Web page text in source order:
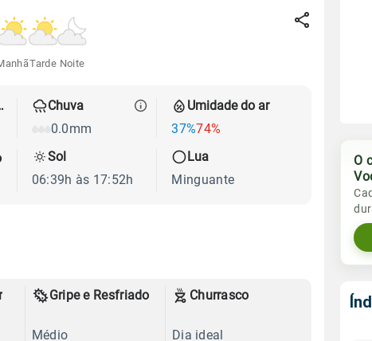
Tarde Noite
Chuva
0.0mm
Umidade do ar
37%74%
Sol
06:39h às 17:52h
Lua
Minguante
Gripe e Resfriado
Médio
Churrasco
Dia ideal
O